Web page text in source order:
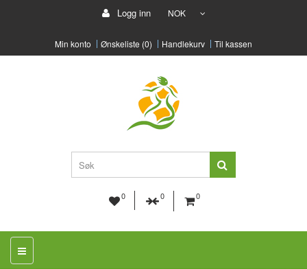
Logg inn NOK
Min konto Ønskeliste (0) Handlekurv Til kassen
0 0 0